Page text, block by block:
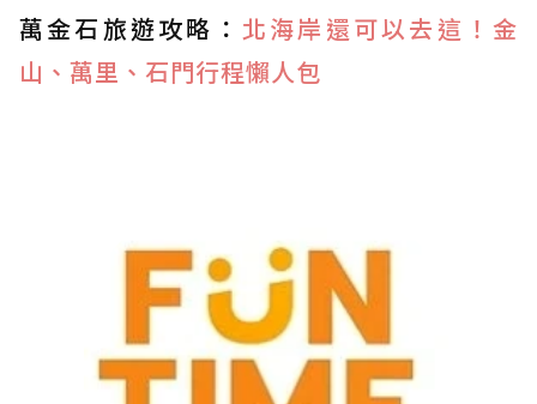
萬金石旅遊攻略： 北海岸還可以去這！金
山、萬里、石門行程懶人包